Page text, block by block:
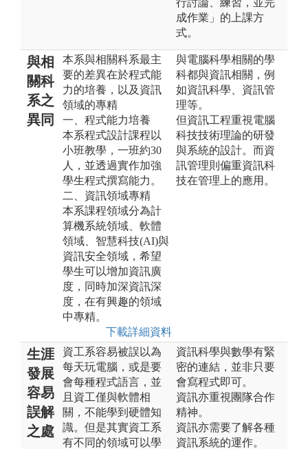
成作業」的上課方
式。
與相
關科
系之
異同
本系與相關科系最主
要的差異在於程式能
力的培養，以及資訊
領域的專精
一、程式能力培養
本系程式設計課程以
小班教學，一班約30
人，並透過實作加強
學生程式撰寫能力。
二、資訊領域專精
本系課程領域分為計
算機系統領域、軟體
領域、智慧科技(AI)與
資訊安全領域，希望
學生可以增加資訊廣
度，同時加深資訊深
度，在有興趣的領域
中專精。
下載詳細資料
與電腦科學相關的學
科都與資訊相關，例
如資訊科學、資訊管
理等。
但資訊工程重視電腦
科技技術理論的研發
與系統的設計。而資
訊管理則偏重資訊科
技在管理上的應用。
生涯
發展
容易
誤解
之處
資工系容易被誤以為
每天玩電腦，或是要
會每種程式語言，並
且資工僅與軟體相
關，不能學到硬體知
識。但是其實資工系
有不同的領域可以學
資訊科學與數學有緊
密的連結，並非只要
會寫程式即可。
資訊亦重視團隊合作
精神。
資訊亦需要了解各種
資訊系統的運作。